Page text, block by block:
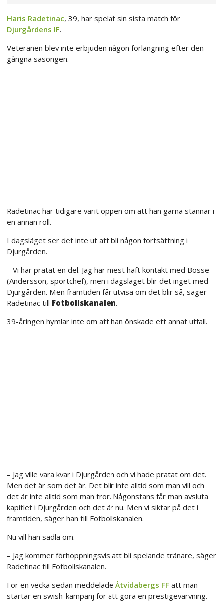
Haris Radetinac, 39, har spelat sin sista match för
Djurgårdens IF.
Veteranen blev inte erbjuden någon förlängning efter den
gångna säsongen.
Radetinac har tidigare varit öppen om att han gärna stannar i
en annan roll.
I dagsläget ser det inte ut att bli någon fortsättning i
Djurgården.
– Vi har pratat en del. Jag har mest haft kontakt med Bosse
(Andersson, sportchef), men i dagsläget blir det inget med
Djurgården. Men framtiden får utvisa om det blir så, säger
Radetinac till Fotbollskanalen.
39-åringen hymlar inte om att han önskade ett annat utfall.
– Jag ville vara kvar i Djurgården och vi hade pratat om det.
Men det är som det är. Det blir inte alltid som man vill och
det är inte alltid som man tror. Någonstans får man avsluta
kapitlet i Djurgården och det är nu. Men vi siktar på det i
framtiden, säger han till Fotbollskanalen.
Nu vill han sadla om.
– Jag kommer förhoppningsvis att bli spelande tränare, säger
Radetinac till Fotbollskanalen.
För en vecka sedan meddelade Åtvidabergs FF att man
startar en swish-kampanj för att göra en prestigevärvning.